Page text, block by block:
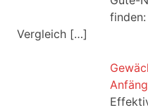
Vergleich […]